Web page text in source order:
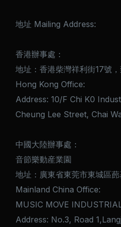
地址 Mailing Address:
香港辦事處：
地址：香港柴灣祥利街17號
Hong Kong Office:
Address: 10/F Chi K0
Cheung Lee Street, Chai
中國大陸辦事處：
音節樂動産業園
地址：廣東省東莞市東城區
Mainland China Office:
MUSIC MOVE
Address: No.3, Road